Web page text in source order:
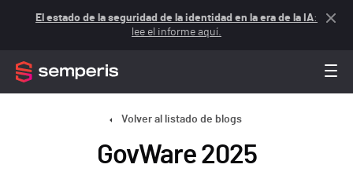
El estado de la seguridad de la identidad en la era de la IA:
lee el informe aquí.
Volver al listado de blogs
GovWare 2025